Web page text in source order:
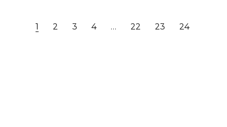
1 2 3 4 … 22 23 24